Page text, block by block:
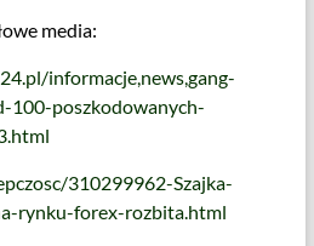
media:
informacje,news,gang-
100-poszkodowanych-
310299962-Szajka-
rynku-forex-rozbita.html